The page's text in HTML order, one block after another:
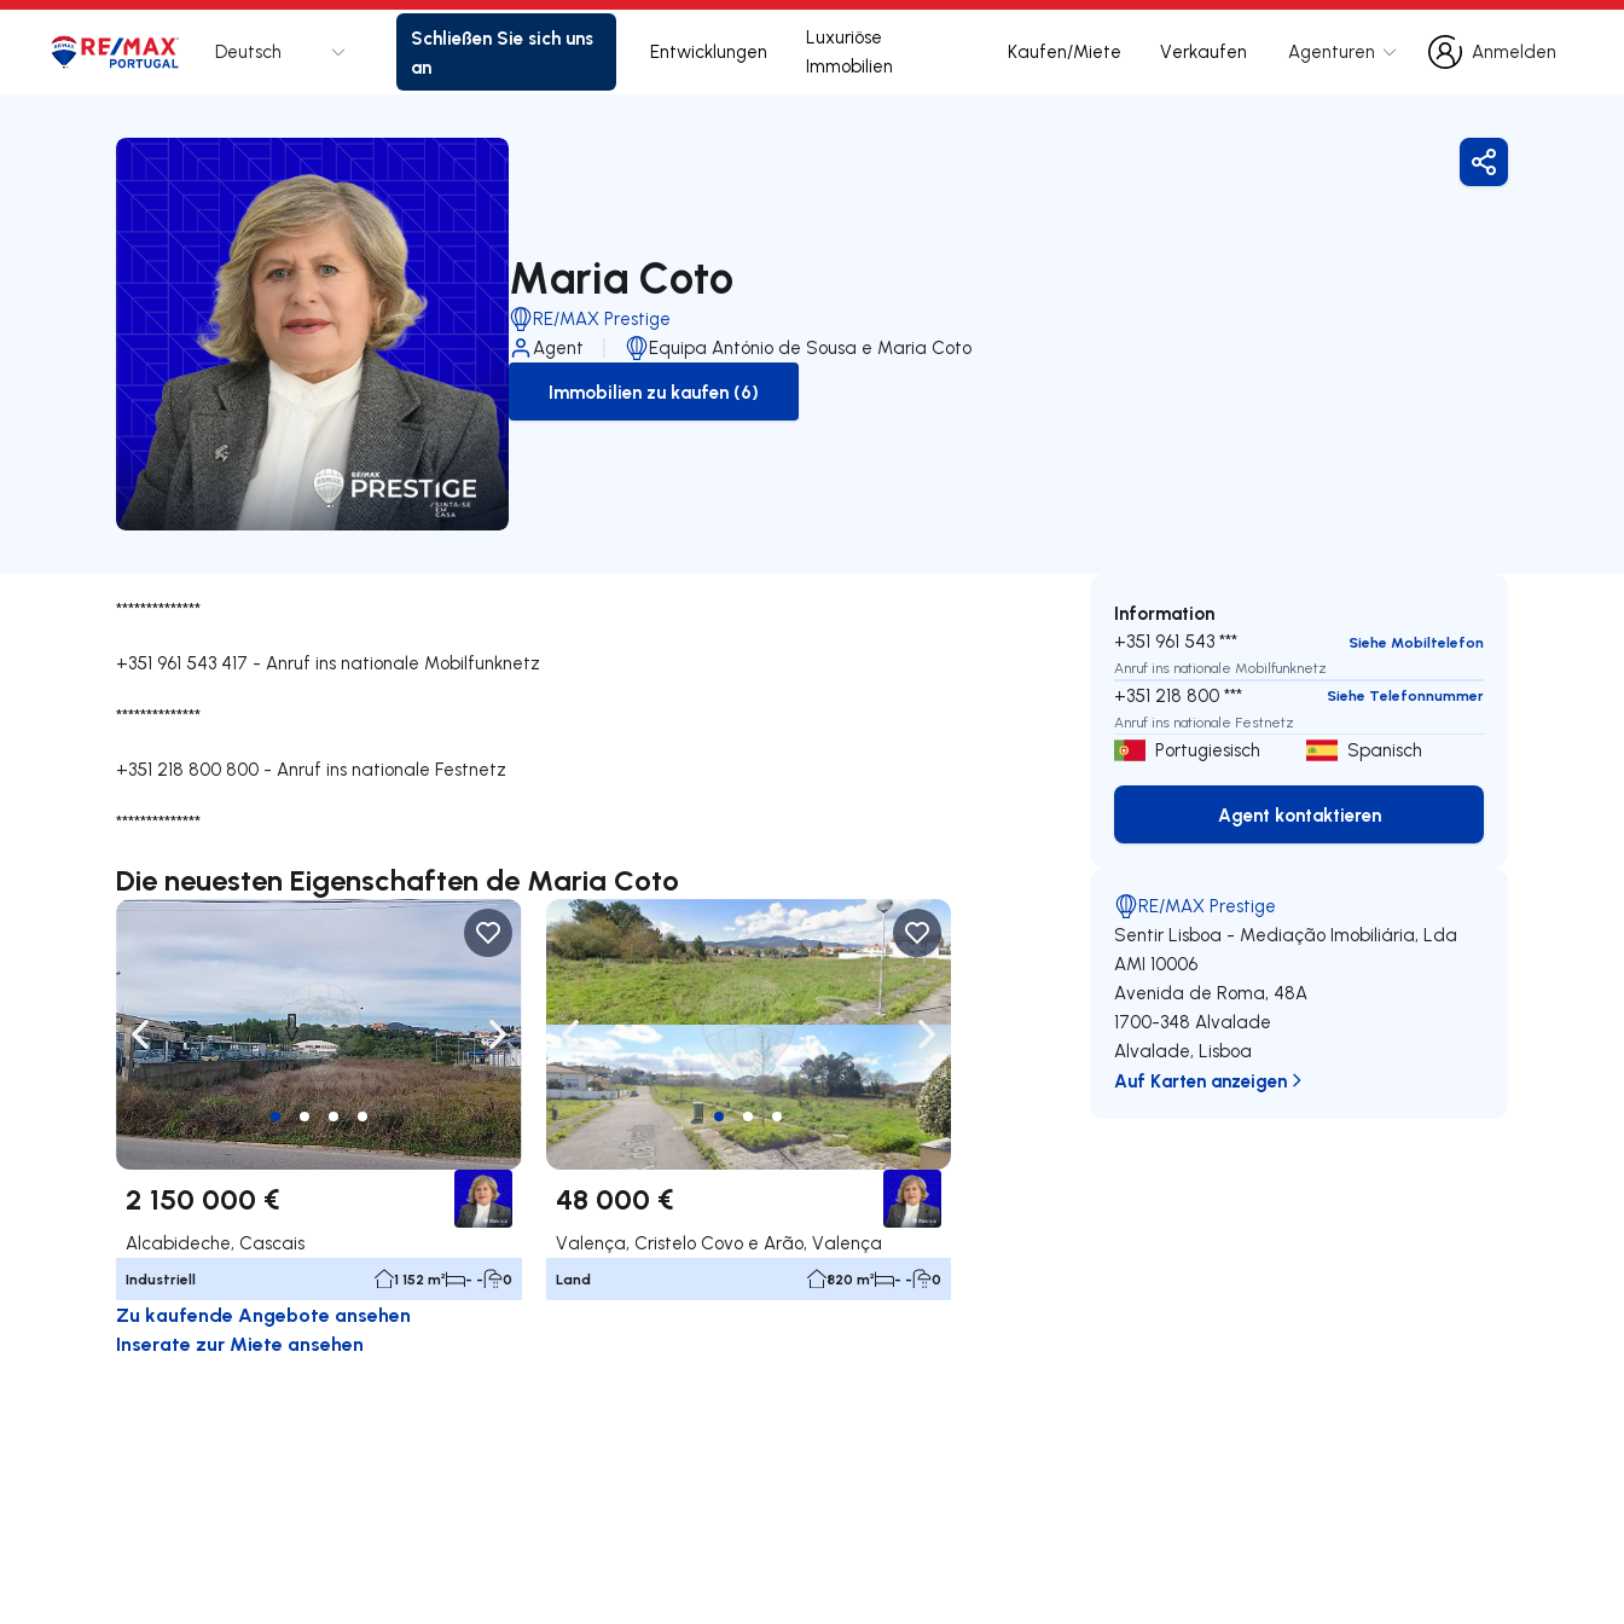
Logo Zur Startseite
Deutsch
Schließen Sie sich uns
an
Entwicklungen
Luxuriöse
Immobilien
Kaufen/Miete Verkaufen Agenturen
Anmelden
Anmelden
Maria Coto
RE/MAX Prestige
Agent
Equipa António de Sousa e Maria Coto
to-buy-listing
Immobilien zu kaufen (6)
Freigeben
**************
+351 961 543 417 - Anruf ins nationale Mobilfunknetz
**************
+351 218 800 800 - Anruf ins nationale Festnetz
**************
Die neuesten Eigenschaften de Maria Coto
Nach links navigieren Nach rechts navigieren
2 150 000 €
Alcabideche, Cascais
Industriell 1 152 m² - - 0
Nach links navigieren Nach rechts navigieren
48 000 €
Valença, Cristelo Covo e Arão, Valença
Land 820 m² - - 0
Zu kaufende Angebote ansehen
Inserate zur Miete ansehen
Information
+351 961 543 ***
Siehe Mobiltelefon
Anruf ins nationale Mobilfunknetz
+351 218 800 ***
Siehe Telefonnummer
Anruf ins nationale Festnetz
Portugiesisch Spanisch
Agent kontaktieren
Agent kontaktieren
RE/MAX Prestige
Sentir Lisboa - Mediação Imobiliária, Lda
AMI 10006
Avenida de Roma, 48A
1700-348 Alvalade
Alvalade,Lisboa
Auf Karten anzeigen